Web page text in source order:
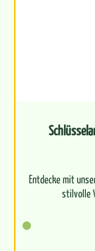
Entdecke mit